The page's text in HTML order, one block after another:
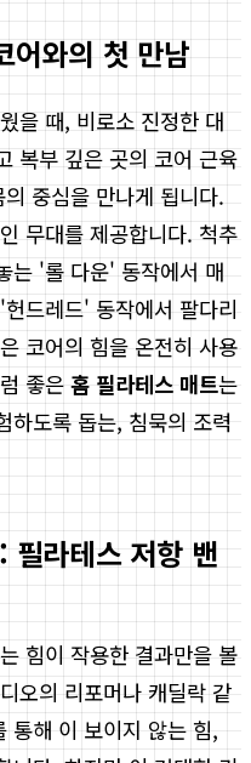
어와의 첫 만남
을 때, 비로소 진정한 대
복부 깊은 곳의 코어 근육
중심을 만나게 됩니다.
무대를 제공합니다. 척추
는 '롤 다운' 동작에서 매
드레드' 동작에서 팔다리
코어의 힘을 온전히 사용
좋은 홈 필라테스 매트는
하도록 돕는, 침묵의 조력
필라테스 저항 밴
힘이 작용한 결과만을 볼
오의 리포머나 캐딜락 같
통해 이 보이지 않는 힘,